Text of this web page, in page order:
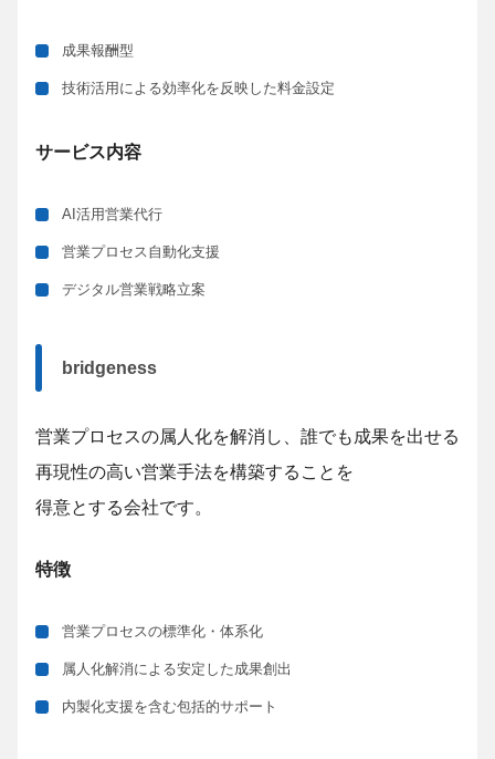
成果報酬型
技術活用による効率化を反映した料金設定
サービス内容
AI活用営業代行
営業プロセス自動化支援
デジタル営業戦略立案
bridgeness
営業プロセスの属人化を解消し、誰でも成果を出せる
再現性の高い営業手法を構築することを
得意とする会社です。
特徴
営業プロセスの標準化・体系化
属人化解消による安定した成果創出
内製化支援を含む包括的サポート